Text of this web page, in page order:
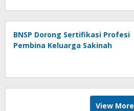
BNSP Dorong Sertifikasi Profesi
Pembina Keluarga Sakinah
View More